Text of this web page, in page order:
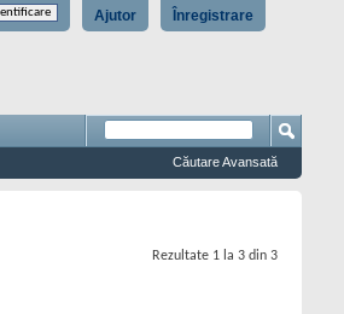
Înregistrare
Ajutor
Căutare Avansată
Rezultate 1 la 3 din 3